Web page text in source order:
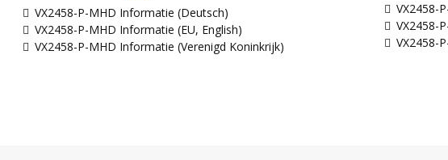
VX2458-P-MHD Informatie (Deutsch)
VX2458-P-MHD Informatie (EU, English)
VX2458-P-MHD Informatie (Verenigd Koninkrijk)
VX2458-
VX2458-
VX2458-